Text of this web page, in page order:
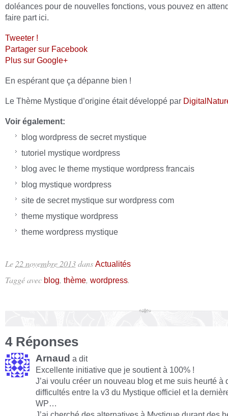
doléances pour de nouvelles fonctions, vous pouvez en
faire part ici.
Tweeter !
Partager sur Facebook
Plus sur Google+
En espérant que ça dépanne bien !
Le Thème Mystique d’origine était développé par
Voir également:
blog wordpress de secret mystique
tutoriel mystique wordpress
blog avec le theme mystique wordpress francais
blog mystique wordpress
site de secret mystique sur wordpress com
theme mystique wordpress
theme wordpress mystique
Le 22 novembre 2013dans Actualités
Taggé avec blog, thème, wordpress.
4 Réponses
Arnaud a dit
Excellente initiative que je soutient à 100% !
J’ai voulu créer un nouveau blog et me suis heurté à
difficultés entre la v3 du Mystique officiel et la
WP…